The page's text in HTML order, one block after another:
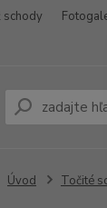
schody
Úvod Točité